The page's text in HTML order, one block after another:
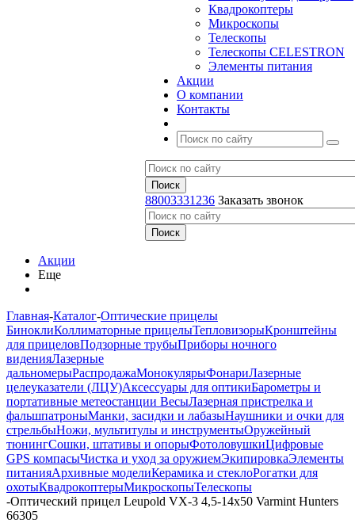
Квадрокоптеры
Микроскопы
Телескопы
Телескопы CELESTRON
Элементы питания
Акции
О компании
Контакты
88003331236 Заказать звонок
Акции
Еще
Главная-Каталог-Оптические прицелы
БиноклиКоллиматорные прицелыТепловизорыКронштейны
для прицеловПодзорные трубыПриборы ночного
виденияЛазерные
дальномерыРаспродажаМонокулярыФонариЛазерные
целеуказатели (ЛЦУ)Аксессуары для оптикиБарометры и
портативные метеостанции ВесыЛазерная пристрелка и
фальшпатроныМанки, засидки и лабазыНаушники и очки для
стрельбыНожи, мультитулы и инструментыОружейный
тюнингСошки, штативы и опорыФотоловушкиЦифровые
GPS компасыЧистка и уход за оружиемЭкипировкаЭлементы
питанияАрхивные моделиКерамика и стеклоРогатки для
охотыКвадрокоптерыМикроскопыТелескопы
-Оптический прицел Leupold VX-3 4,5-14x50 Varmint Hunters
66305